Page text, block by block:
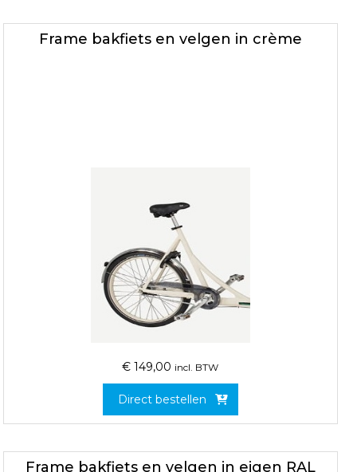
Frame bakfiets en velgen in crème
€ 149,00 incl. BTW
Direct bestellen
Frame bakfiets en velgen in eigen RAL